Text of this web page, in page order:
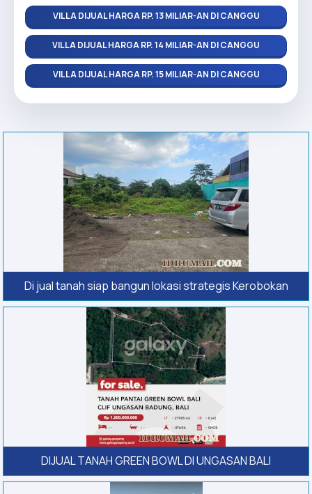
VILLA DIJUAL HARGA RP. 13 MILIAR-AN DI CANGGU
VILLA DIJUAL HARGA RP. 14 MILIAR-AN DI CANGGU
VILLA DIJUAL HARGA RP. 15 MILIAR-AN DI CANGGU
Di jual tanah siap bangun lokasi strategis Kerobokan
DIJUAL TANAH GREEN BOWL DI UNGASAN BALI